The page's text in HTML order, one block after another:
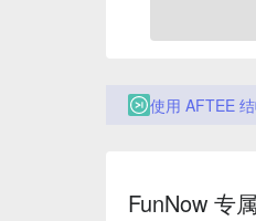
使用 AFTEE
FunNow 专属